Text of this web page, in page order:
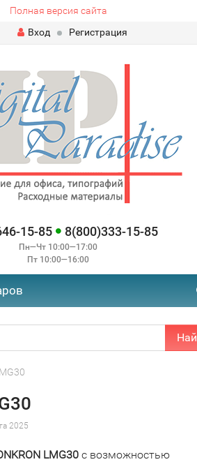
Полная версия сайта
Вход
Регистрация
15-85 8(800)333-15-85
Пн—Чт 10:00—17:00
Пт 10:00—16:00
2025
LMG30 с возможностью